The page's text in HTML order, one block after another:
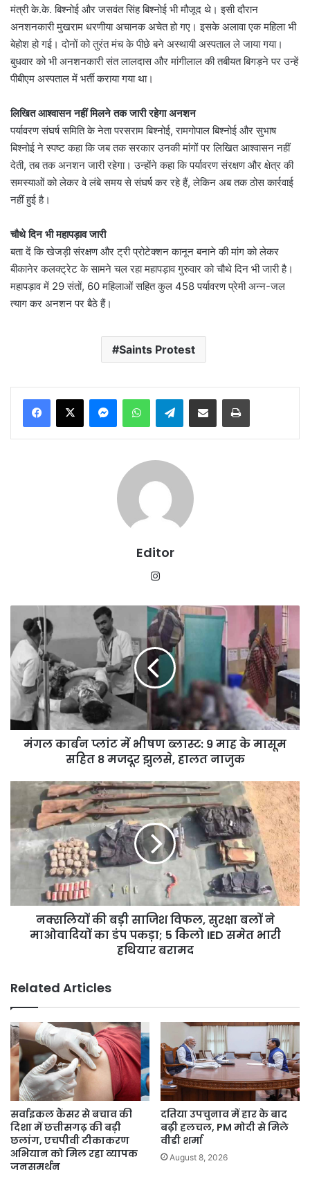
मंत्री के.के. बिश्नोई और जसवंत सिंह बिश्नोई भी मौजूद थे। इसी दौरान
अनशनकारी मुखराम धरणीया अचानक अचेत हो गए। इसके अलावा एक महिला भी
बेहोश हो गई। दोनों को तुरंत मंच के पीछे बने अस्थायी अस्पताल ले जाया गया।
बुधवार को भी अनशनकारी संत लालदास और मांगीलाल की तबीयत बिगड़ने पर उन्हें
पीबीएम अस्पताल में भर्ती कराया गया था।
लिखित आश्वासन नहीं मिलने तक जारी रहेगा अनशन
पर्यावरण संघर्ष समिति के नेता परसराम बिश्नोई, रामगोपाल बिश्नोई और सुभाष
बिश्नोई ने स्पष्ट कहा कि जब तक सरकार उनकी मांगों पर लिखित आश्वासन नहीं
देती, तब तक अनशन जारी रहेगा। उन्होंने कहा कि पर्यावरण संरक्षण और क्षेत्र की
समस्याओं को लेकर वे लंबे समय से संघर्ष कर रहे हैं, लेकिन अब तक ठोस कार्रवाई
नहीं हुई है।
चौथे दिन भी महापड़ाव जारी
बता दें कि खेजड़ी संरक्षण और ट्री प्रोटेक्शन कानून बनाने की मांग को लेकर
बीकानेर कलक्ट्रेट के सामने चल रहा महापड़ाव गुरुवार को चौथे दिन भी जारी है।
महापड़ाव में 29 संतों, 60 महिलाओं सहित कुल 458 पर्यावरण प्रेमी अन्न-जल
त्याग कर अनशन पर बैठे हैं।
Saints Protest
MessengerWhatsAppTelegramShare via Email Print
Editor
कार्बन
प्लांट
में
भीषण
ब्लास्ट:
9
माह
के
मासूम
नाजुक
मंगल कार्बन प्लांट में भीषण ब्लास्ट: 9 माह के मासूम
सहित 8 मजदूर झुलसे, हालत नाजुक
नक्सलियों
साजिश
विफल,
सुरक्षा
माओवादियों
IED
समेत
भारी
हथियार
बरामद
नक्सलियों की बड़ी साजिश विफल, सुरक्षा बलों ने
माओवादियों का डंप पकड़ा; 5 किलो IED समेत भारी
हथियार बरामद
Related Articles
सर्वाइकल कैंसर से बचाव की
दिशा में छत्तीसगढ़ की बड़ी
छलांग, एचपीवी टीकाकरण
अभियान को मिल रहा व्यापक
जनसमर्थन
दतिया उपचुनाव में हार के बाद
बढ़ी हलचल, PM मोदी से मिले
वीडी शर्मा
August 8, 2026